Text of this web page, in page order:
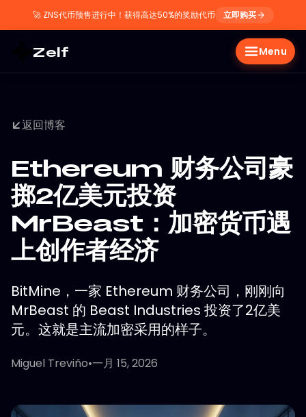
🚀 ZNS代币预售进行中！获得高达50%的奖励代币 立即购买
Zelf Menu
返回博客
Ethereum 财务公司豪
掷2亿美元投资
MrBeast：加密货币遇
上创作者经济
BitMine，一家 Ethereum 财务公司，刚刚向
MrBeast 的 Beast Industries 投资了2亿美
元。这就是主流加密采用的样子。
Miguel Treviño•一月 15, 2026